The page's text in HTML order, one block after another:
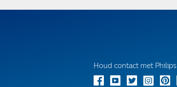
Houd contact met Philips